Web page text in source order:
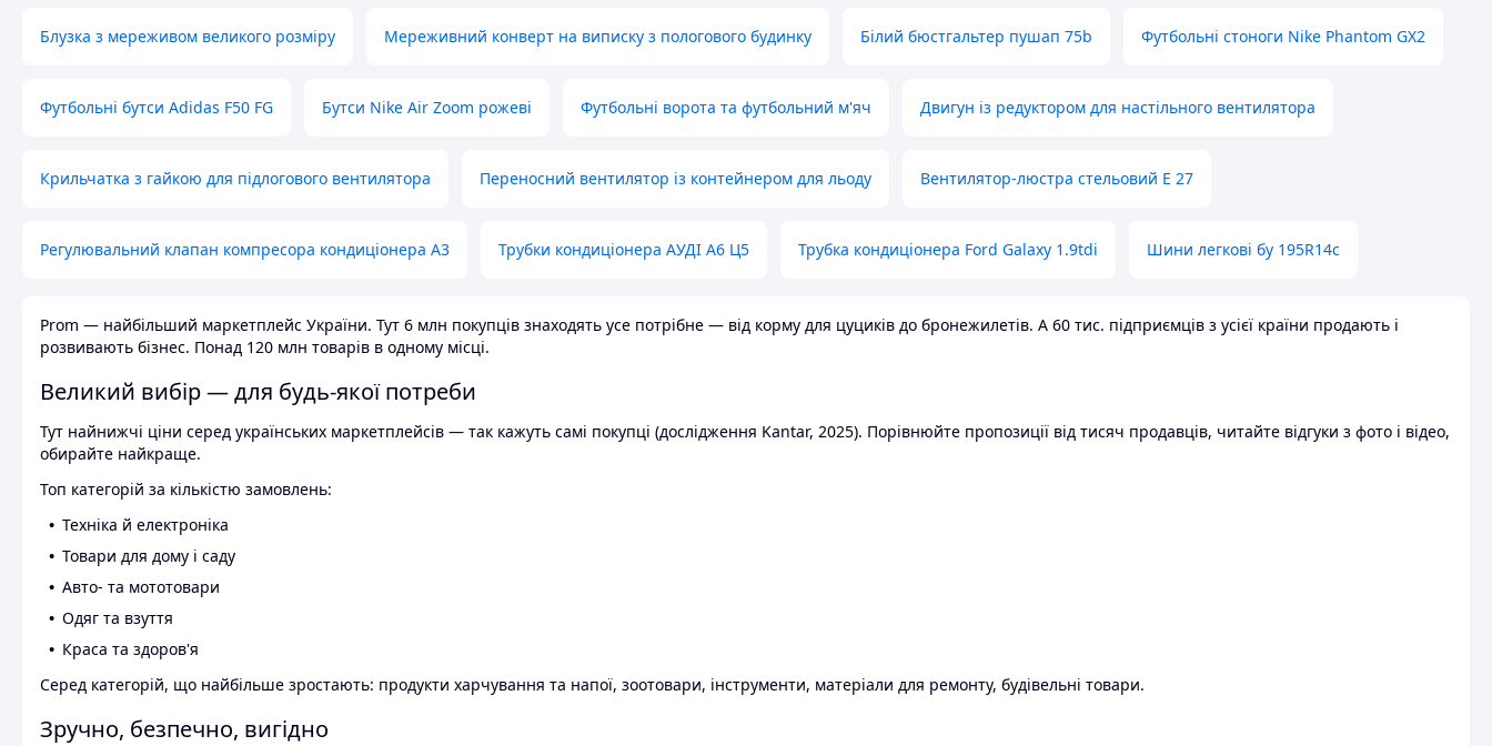
Блузка з мереживом великого розміру Мереживний конверт на виписку з пологового будинку Білий бюстгальтер пушап 75b Футбольні стоноги Nike Phantom GX2
Футбольні бутси Adidas F50 FG Бутси Nike Air Zoom рожеві Футбольні ворота та футбольний м'яч Двигун із редуктором для настільного вентилятора
Крильчатка з гайкою для підлогового вентилятора Переносний вентилятор із контейнером для льоду Вентилятор-люстра стельовий E 27
Регулювальний клапан компресора кондиціонера А3 Трубки кондиціонера АУДІ А6 Ц5 Трубка кондиціонера Ford Galaxy 1.9tdi Шини легкові бу 195R14c
Prom — найбільший маркетплейс України. Тут 6 млн покупців знаходять усе потрібне — від корму для цуциків до бронежилетів. А 60 тис. підприємців з усієї країни продають і
розвивають бізнес. Понад 120 млн товарів в одному місці.
Великий вибір — для будь-якої потреби
Тут найнижчі ціни серед українських маркетплейсів — так кажуть самі покупці (дослідження Kantar, 2025). Порівнюйте пропозиції від тисяч продавців, читайте відгуки з фото і відео,
обирайте найкраще.
Топ категорій за кількістю замовлень:
Техніка й електроніка
Товари для дому і саду
Авто- та мототовари
Одяг та взуття
Краса та здоров'я
Серед категорій, що найбільше зростають: продукти харчування та напої, зоотовари, інструменти, матеріали для ремонту, будівельні товари.
Зручно, безпечно, вигідно